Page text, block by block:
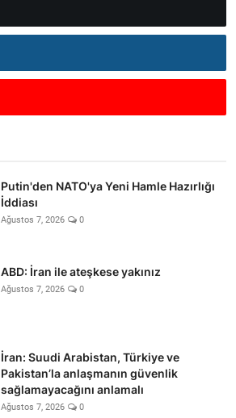
Putin'den NATO'ya Yeni Hamle Hazırlığı
İddiası
Ağustos 7, 2026 0
ABD: İran ile ateşkese yakınız
Ağustos 7, 2026 0
İran: Suudi Arabistan, Türkiye ve
Pakistan’la anlaşmanın güvenlik
sağlamayacağını anlamalı
Ağustos 7, 2026 0